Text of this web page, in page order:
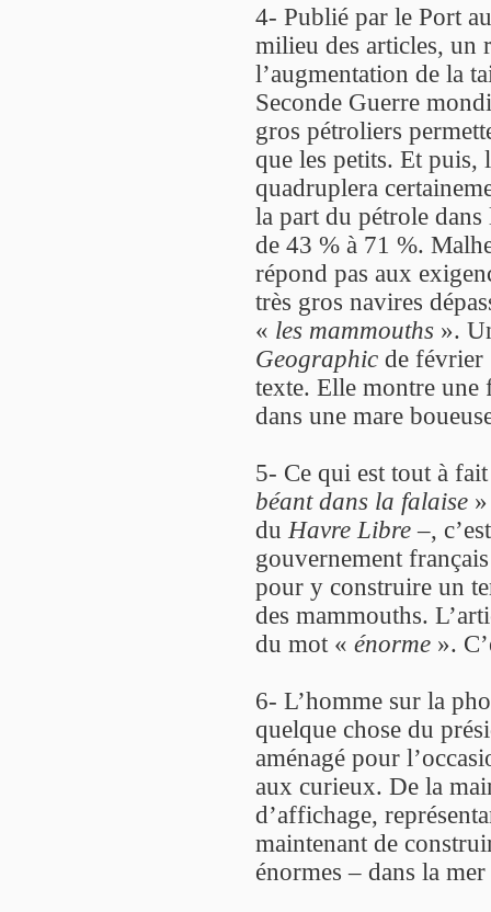
4- Publié par le Port
milieu des articles, un
l’augmentation de la
Seconde Guerre
gros pétroliers
que les petits. Et puis,
quadruplera
la part du pétrole
de 43 % à 71 %.
répond pas aux
très gros navires
« les mammouths ».
Geographic de février
texte. Elle montre une
dans une mare
5- Ce qui est tout à
béant dans la falaise
du Havre Libre–,
gouvernement
pour y construire un
des mammouths.
du mot « énorme ».
6- L’homme sur la
quelque chose du
aménagé pour
aux curieux. De la
d’affichage,
maintenant de
énormes – dans la